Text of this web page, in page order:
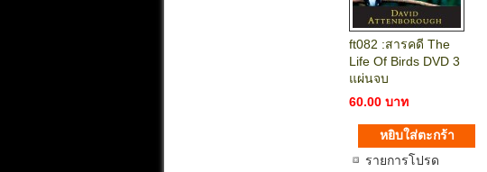
ft082 :สารคดี The
Life Of Birds DVD 3
แผ่นจบ
60.00 บาท
รายการโปรด